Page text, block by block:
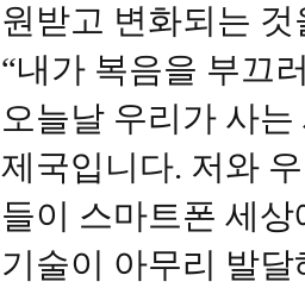
원받고 변화되는
“내가 복음을 부끄
오늘날 우리가 사
제국입니다. 저와
들이 스마트폰 세
기술이 아무리 발